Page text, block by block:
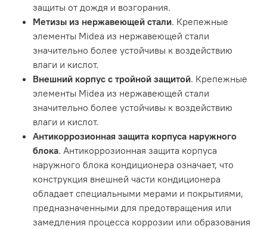
защиты от дождя и возгорания.
Метизы из нержавеющей стали. Крепежные
элементы Midea из нержавеющей стали
значительно более устойчивы к воздействию
влаги и кислот.
Внешний корпус с тройной защитой. Крепежные
элементы Midea из нержавеющей стали
значительно более устойчивы к воздействию
влаги и кислот.
Антикоррозионная защита корпуса наружного
блока. Антикоррозионная защита корпуса
наружного блока кондиционера означает, что
конструкция внешней части кондиционера
обладает специальными мерами и покрытиями,
предназначенными для предотвращения или
замедления процесса коррозии или образования